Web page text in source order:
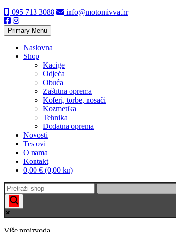
095 713 3088
info@motomivva.hr
Primary Menu
Naslovna
Shop
Kacige
Odjeća
Obuća
Zaštitna oprema
Koferi, torbe, nosači
Kozmetika
Tehnika
Dodatna oprema
Novosti
Testovi
O nama
Kontakt
0,00 € (0,00 kn)
Više proizvoda...